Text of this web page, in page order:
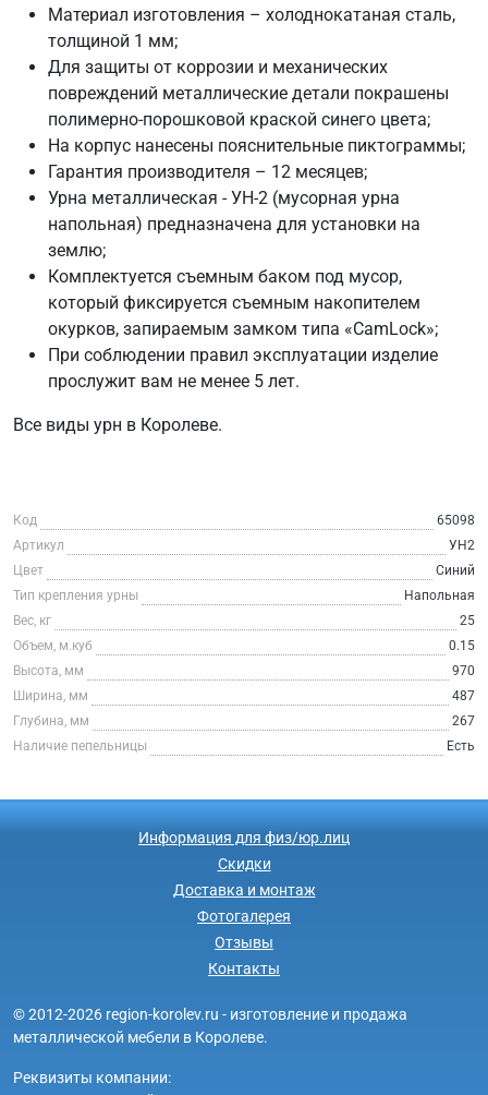
Материал изготовления – холоднокатаная сталь,
толщиной 1 мм;
Для защиты от коррозии и механических
повреждений металлические детали покрашены
полимерно-порошковой краской синего цвета;
На корпус нанесены пояснительные пиктограммы;
Гарантия производителя – 12 месяцев;
Урна металлическая - УН-2 (мусорная урна
напольная) предназначена для установки на
землю;
Комплектуется съемным баком под мусор,
который фиксируется съемным накопителем
окурков, запираемым замком типа «CamLock»;
При соблюдении правил эксплуатации изделие
прослужит вам не менее 5 лет.
Все виды урн в Королеве.
Код
65098
Артикул
УН2
Цвет
Синий
Тип крепления урны
Напольная
Вес, кг
25
Объем, м.куб
0.15
Высота, мм
970
Ширина, мм
487
Глубина, мм
267
Наличие пепельницы
Есть
Информация для физ/юр.лиц
Скидки
Доставка и монтаж
Фотогалерея
Отзывы
Контакты
© 2012-2026 region-korolev.ru - изготовление и продажа
металлической мебели в Королеве.
Реквизиты компании: